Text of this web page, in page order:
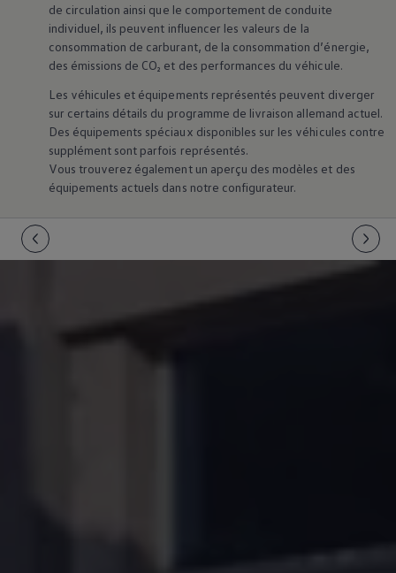
de circulation ainsi que le comportement de conduite
individuel, ils peuvent influencer les valeurs de la
consommation de carburant, de la consommation d’énergie,
des émissions de CO₂ et des performances du véhicule.
Les véhicules et équipements représentés peuvent diverger
sur certains détails du programme de livraison allemand actuel.
Des équipements spéciaux disponibles sur les véhicules contre
supplément sont parfois représentés.
Vous trouverez également un aperçu des modèles et des
équipements actuels dans notre configurateur.